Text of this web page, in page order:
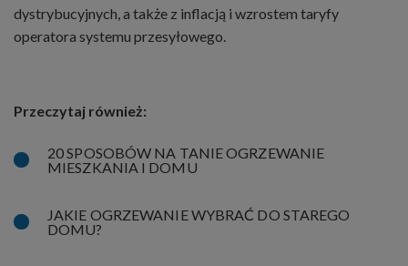
dystrybucyjnych, a także z inflacją i wzrostem taryfy
operatora systemu przesyłowego.
Przeczytaj również:
20 SPOSOBÓW NA TANIE OGRZEWANIE
MIESZKANIA I DOMU
JAKIE OGRZEWANIE WYBRAĆ DO STAREGO
DOMU?